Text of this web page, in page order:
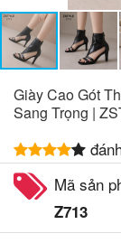
Giày Cao Gót
Sang Trọng |
Mã sản
Z713